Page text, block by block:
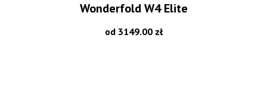
Wonderfold W4 Elite
od 3149.00 zł